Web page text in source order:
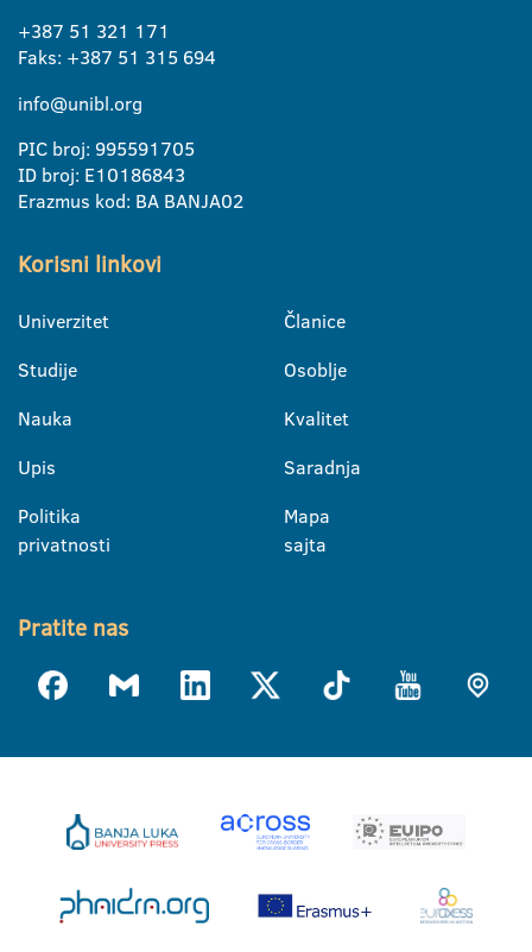
+387 51 321 171
Faks: +387 51 315 694
info@unibl.org
PIC broj: 995591705
ID broj: E10186843
Erazmus kod: BA BANJA02
Korisni linkovi
Univerzitet
Studije
Nauka
Upis
Politika
privatnosti
Članice
Osoblje
Kvalitet
Saradnja
Mapa
sajta
Pratite nas